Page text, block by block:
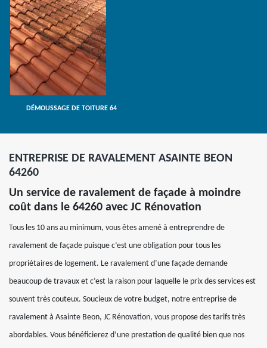
DÉMOUSSAGE DE TOITURE 64
ENTREPRISE DE RAVALEMENT ASAINTE BEON
64260
Un service de ravalement de façade à moindre
coût dans le 64260 avec JC Rénovation
Tous les 10 ans au minimum, vous êtes amené à entreprendre de
ravalement de façade puisque c’est une obligation pour tous les
propriétaires de logement. Le ravalement d’une façade demande
beaucoup de travaux et c’est la raison pour laquelle le prix des services est
souvent très couteux. Soucieux de votre budget, notre entreprise de
ravalement à Asainte Beon, JC Rénovation, vous propose des tarifs très
abordables. Vous bénéficierez d’une prestation de qualité bien que nos